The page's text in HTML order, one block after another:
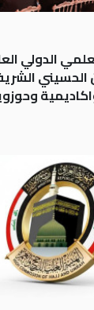
الدولي
الحسيني